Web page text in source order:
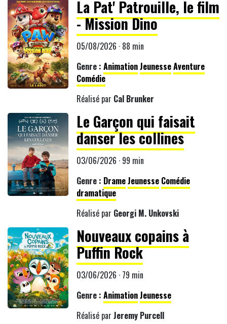
La Pat' Patrouille, le film
- Mission Dino
05/08/2026 · 88 min
Genre : AnimationJeunesseAventure
Comédie
Réalisé par Cal Brunker
Le Garçon qui faisait
danser les collines
03/06/2026 · 99 min
Genre : DrameJeunesse Comédie
dramatique
Réalisé par Georgi M. Unkovski
Nouveaux copains à
Puffin Rock
03/06/2026 · 79 min
Genre : AnimationJeunesse
Réalisé par Jeremy Purcell